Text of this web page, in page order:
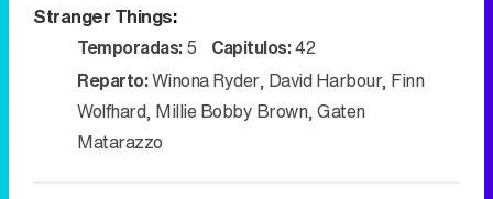
Video
Stranger Things:
Temporadas:5 Capitulos:42
Reparto:Winona Ryder, David Harbour, Finn
Wolfhard, Millie Bobby Brown,Gaten
Matarazzo